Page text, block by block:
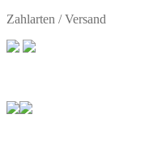
Zahlarten / Versand